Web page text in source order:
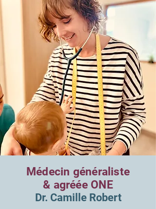
Médecin généraliste
& agréée ONE
Dr. Camille Robert